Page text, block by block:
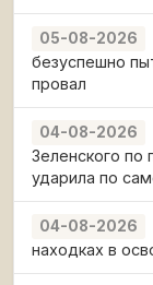
05-08-2026
безуспешно
провал
04-08-2026
Зеленского по
ударила по
04-08-2026
находках в